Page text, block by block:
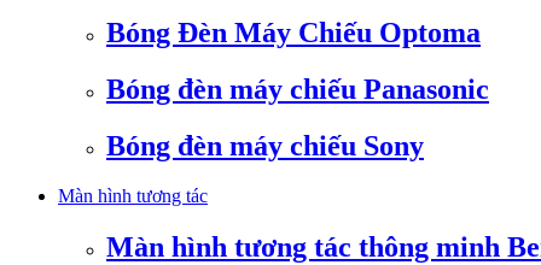
Bóng Đèn Máy Chiếu Optoma
Bóng đèn máy chiếu Panasonic
Bóng đèn máy chiếu Sony
Màn hình tương tác
Màn hình tương tác thông minh